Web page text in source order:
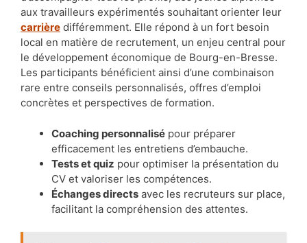
aux travailleurs expérimentés souhaitant orienter leur
carrière différemment. Elle répond à un fort besoin
local en matière de recrutement, un enjeu central pour
le développement économique de Bourg-en-Bresse.
Les participants bénéficient ainsi d’une combinaison
rare entre conseils personnalisés, offres d’emploi
concrètes et perspectives de formation.
Coaching personnalisé pour préparer
efficacement les entretiens d’embauche.
Tests et quiz pour optimiser la présentation du
CV et valoriser les compétences.
Échanges directs avec les recruteurs sur place,
facilitant la compréhension des attentes.